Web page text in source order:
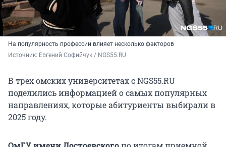
На популярность профессии влияет несколько факторов
Источник: Евгений Софийчук / NGS55.RU
В трех омских университетах с NGS55.RU
поделились информацией о самых популярных
направлениях, которые абитуриенты выбирали в
2025 году.